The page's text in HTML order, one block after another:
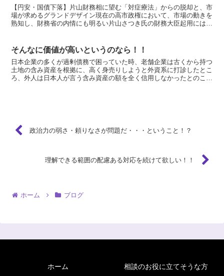
【円安・国債下落】片山財務相に望む「対症療法」からの脱却と、市
場が求めるグランドデザイン現在の高市政権において、市場の動きを
熟知し、財務省の内情にも明るい片山さつき氏の財務大臣起用には、
そんなに価値が高いというのなら！！
日本企業の多くが過剰債務で困っていた時、老舗企業は古くから持つ
土地の含み資産を根拠に、高く身売りしようと外資系に打診したとこ
ろ、外人は日本人が言う含み資産の額を全く信用しなかったとのこと
政治力の弱さ・頼りなさが問題だ・・・ということ！？
理解できる範囲の配慮ある対応を続けて欲しい！！
ホーム ブログ
ホーム
相談のお役に立てそうな方